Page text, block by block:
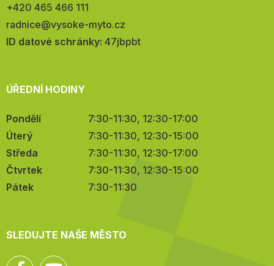
Telefon:
+420 465 466 111
E-
mail:
radnice@vysoke-myto.cz
ID datové schránky: 47jbpbt
ÚŘEDNÍ HODINY
Pondělí
7:30-11:30, 12:30-17:00
Úterý
7:30-11:30, 12:30-15:00
Středa
7:30-11:30, 12:30-17:00
Čtvrtek
7:30-11:30, 12:30-15:00
Pátek
7:30-11:30
SLEDUJTE NAŠE MĚSTO